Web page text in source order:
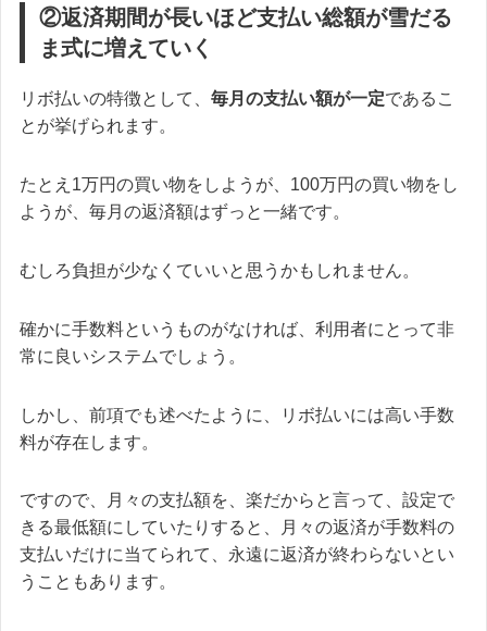
②返済期間が長いほど支払い総額が雪だる
ま式に増えていく
リボ払いの特徴として、 毎月の支払い額が一定であるこ
とが挙げられます。
たとえ1万円の買い物をしようが、100万円の買い物をし
ようが、毎月の返済額はずっと一緒です。
むしろ負担が少なくていいと思うかもしれません。
確かに手数料というものがなければ、利用者にとって非
常に良いシステムでしょう。
しかし、前項でも述べたように、リボ払いには高い手数
料が存在します。
ですので、月々の支払額を、楽だからと言って、設定で
きる最低額にしていたりすると、
月々の返済が手数料の
支払いだけに当てられて、永遠に返済が終わらないとい
うこともあります。